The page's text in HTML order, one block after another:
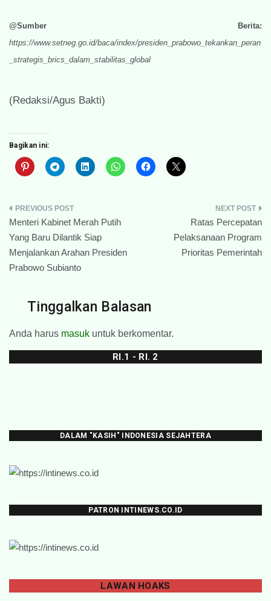
@Sumber Berita:
https://www.setneg.go.id/baca/index/presiden_prabowo_tekankan_peran
_strategis_brics_dalam_stabilitas_global
(Redaksi/Agus Bakti)
Bagikan ini:
Navigasi
pos
Menteri Kabinet Merah Putih
Yang Baru Dilantik Siap
Menjalankan Arahan Presiden
Prabowo Subianto
Ratas Percepatan
Pelaksanaan Program
Prioritas Pemerintah
Tinggalkan Balasan
Anda harus masuk untuk berkomentar.
RI.1 - RI. 2
DALAM "KASIH" INDONESIA SEJAHTERA
PATRON INTINEWS.CO.ID
LAWAN HOAKS